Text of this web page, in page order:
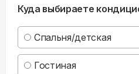
Куда выбираете
Спальня/детская
Гостиная